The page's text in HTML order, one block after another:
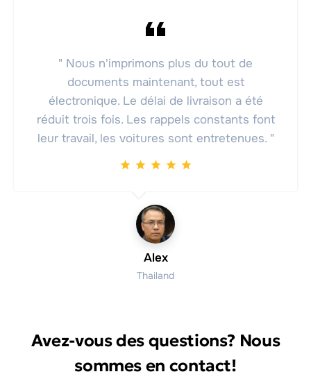
" Nous n'imprimons plus du tout de
documents maintenant, tout est
électronique. Le délai de livraison a été
réduit trois fois. Les rappels constants font
leur travail, les voitures sont entretenues. "
Alex
Thailand
Avez-vous des questions? Nous
sommes en contact!